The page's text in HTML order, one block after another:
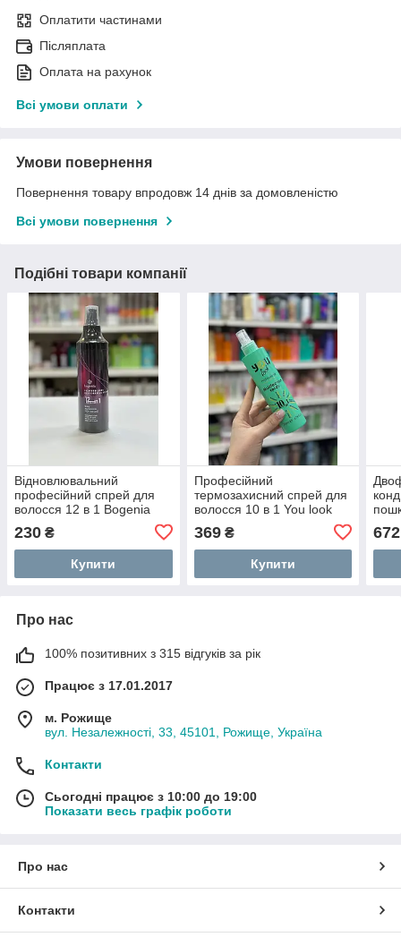
Оплатити частинами
Післяплата
Оплата на рахунок
Всі умови оплати
Умови повернення
Повернення товару впродовж 14 днів за домовленістю
Всі умови повернення
Подібні товари компанії
Відновлювальний
професійний спрей для
волосся 12 в 1 Bogenia
Spray 250мл
230 ₴
Купити
Професійний
термозахисний спрей для
волосся 10 в 1 You look
Spray 10 in 1 200мл
369₴
Купити
672
Про нас
100% позитивних з 315 відгуків за рік
Працює з 17.01.2017
м. Рожище
вул. Незалежності, 33, 45101, Рожище, Україна
Контакти
Сьогодні працює з 10:00 до 19:00
Показати весь графік роботи
Про нас
Контакти